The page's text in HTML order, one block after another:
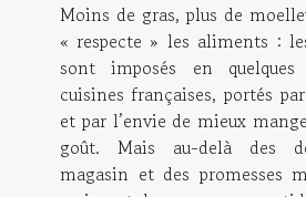
Moins de gras, plus de
« respecte » les aliments :
sont imposés en
cuisines françaises, portés
et par l’envie de mieux
goût. Mais au-delà des
magasin et des promesses